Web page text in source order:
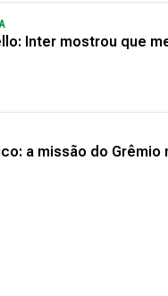
Inter mostrou que
a missão do Grêmio